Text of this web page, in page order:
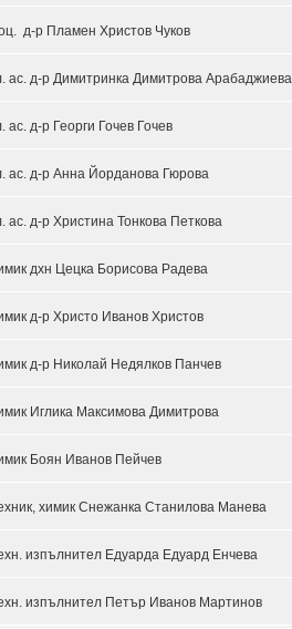
д-р Пламен Христов Чуков
ас. д-р Димитринка Димитрова Арабаджиева
ас. д-р Георги Гочев Гочев
ас. д-р Анна Йорданова Гюрова
ас. д-р Христина Тонкова Петкова
дхн Цецка Борисова Радева
д-р Христо Иванов Христов
д-р Николай Недялков Панчев
Иглика Максимова Димитрова
Боян Иванов Пейчев
химик Снежанка Станилова Манева
изпълнител Едуарда Едуард Енчева
изпълнител Петър Иванов Мартинов